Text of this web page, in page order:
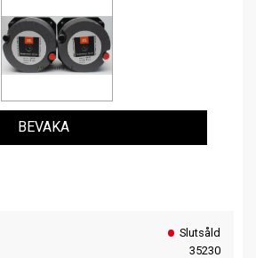
BEVAKA
Slutsåld
35230